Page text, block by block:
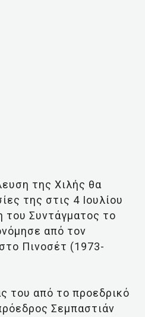
της Χιλής θα
της στις 4 Ιουλίου
του Συντάγματος το
από τον
Πινοσέτ (1973-
του από το προεδρικό
Σεμπαστιάν